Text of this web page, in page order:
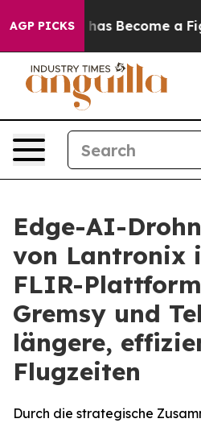
AGP PICKS
Become a Fight Over
Edge-AI-
von Lantronix
FLIR-
Gremsy und
längere,
Flugzeiten
Durch die strategische